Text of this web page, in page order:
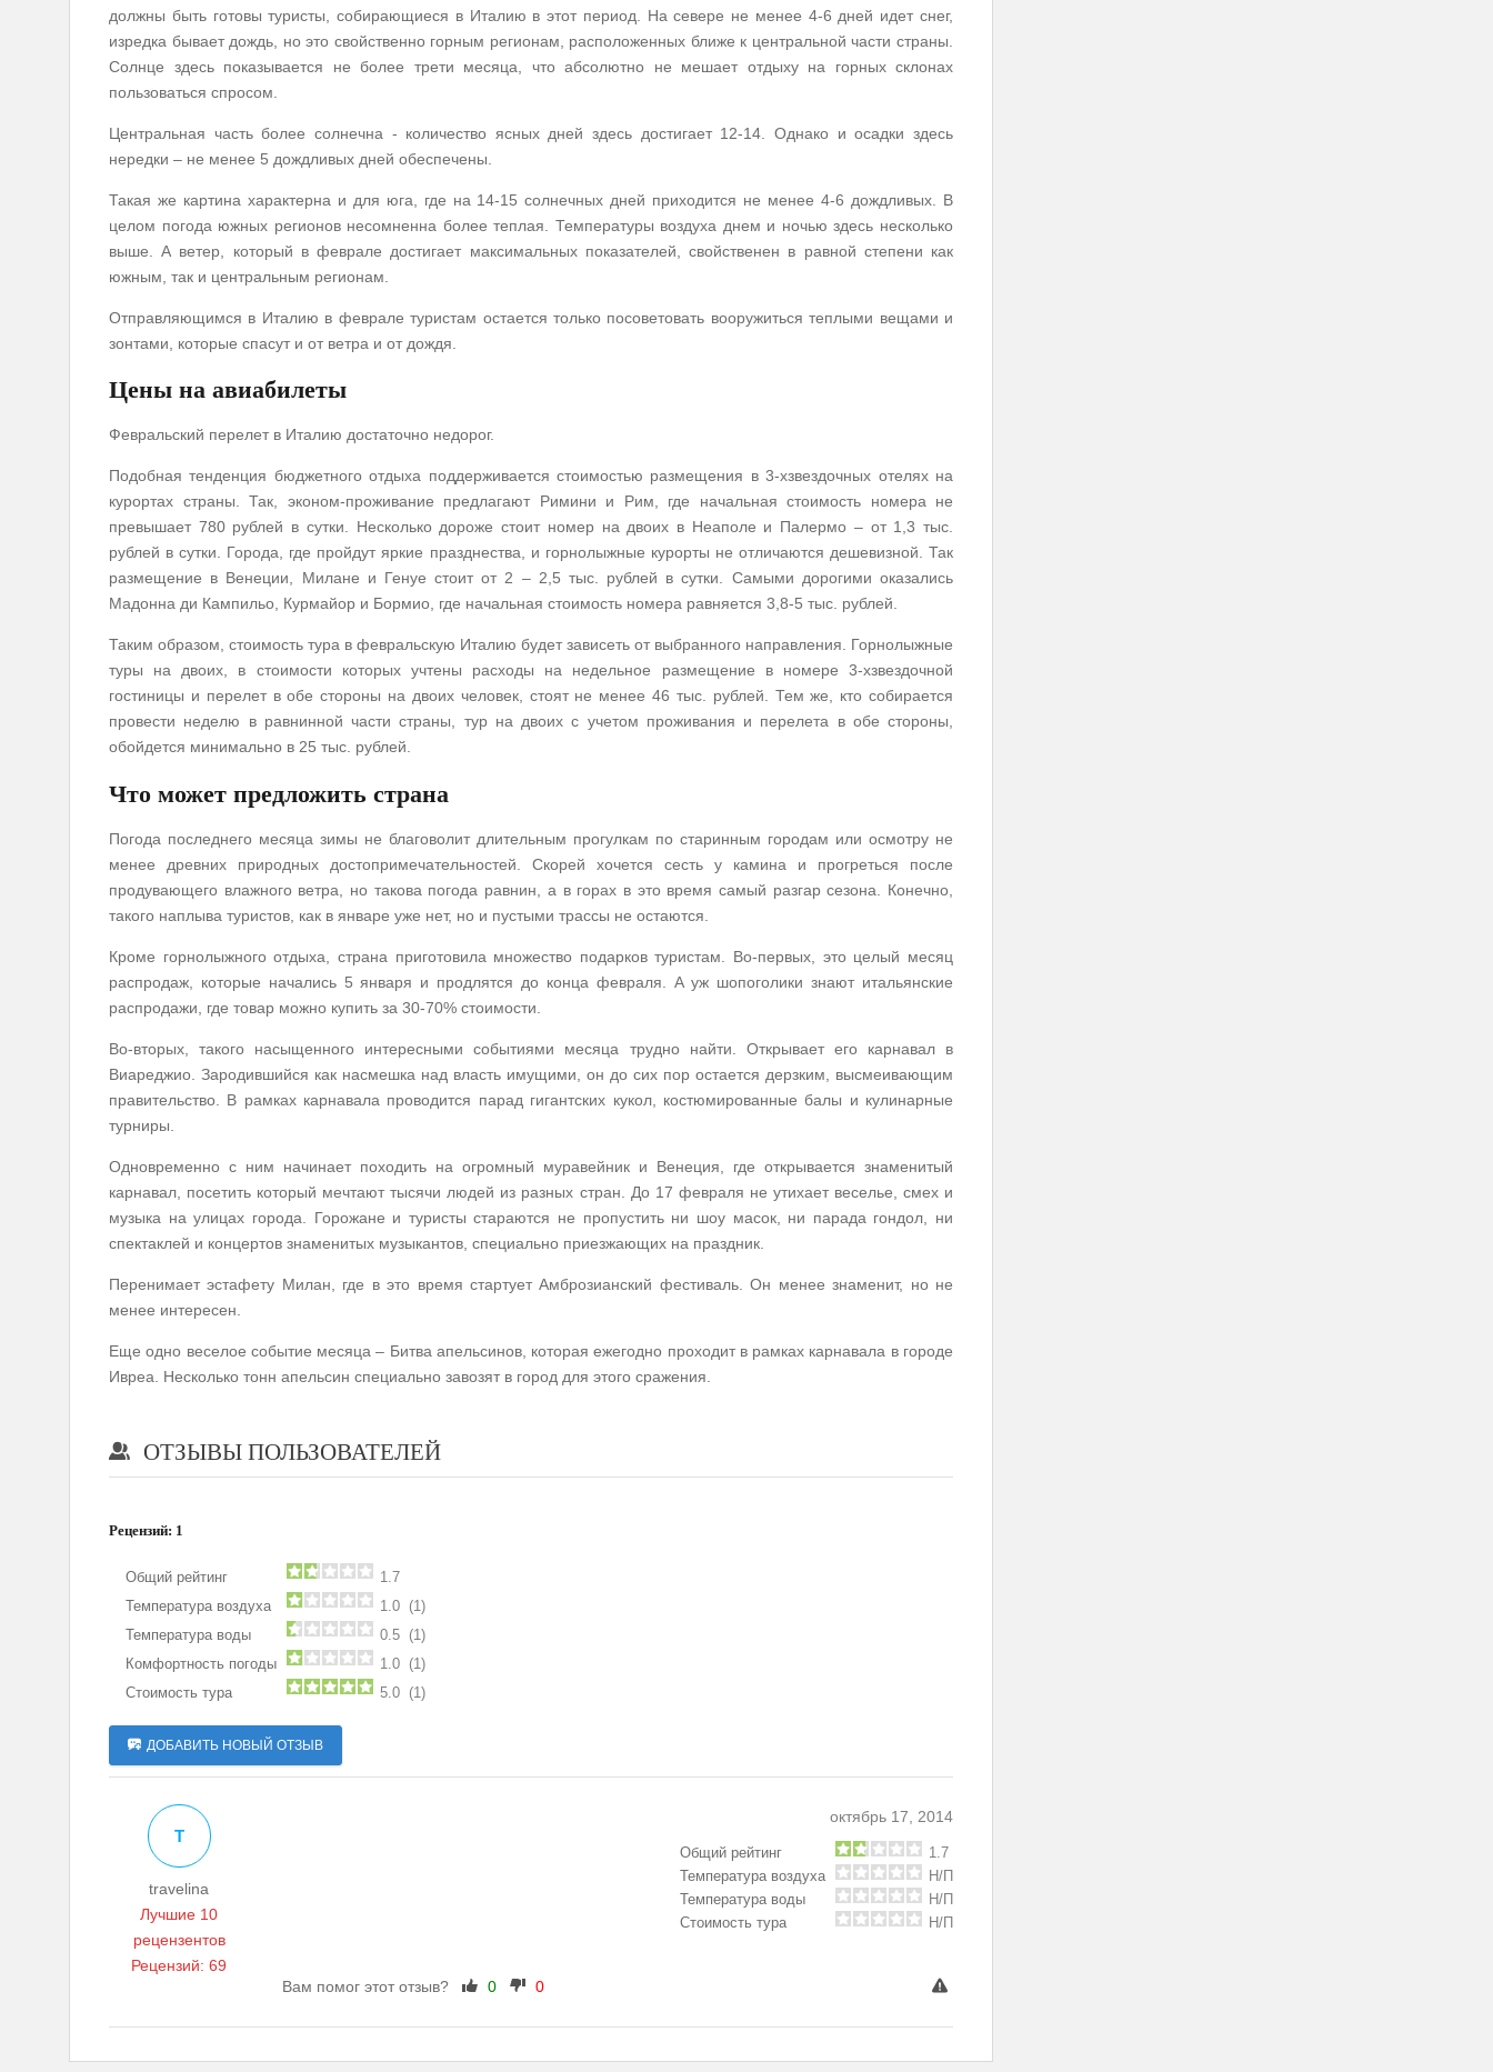
должны быть готовы туристы, собирающиеся в Италию в этот период. На севере не менее 4-6 дней идет снег,
изредка бывает дождь, но это свойственно горным регионам, расположенных ближе к центральной части страны.
Солнце здесь показывается не более трети месяца, что абсолютно не мешает отдыху на горных склонах
пользоваться спросом.
Центральная часть более солнечна - количество ясных дней здесь достигает 12-14. Однако и осадки здесь
нередки – не менее 5 дождливых дней обеспечены.
Такая же картина характерна и для юга, где на 14-15 солнечных дней приходится не менее 4-6 дождливых. В
целом погода южных регионов несомненна более теплая. Температуры воздуха днем и ночью здесь несколько
выше. А ветер, который в феврале достигает максимальных показателей, свойственен в равной степени как
южным, так и центральным регионам.
Отправляющимся в Италию в феврале туристам остается только посоветовать вооружиться теплыми вещами и
зонтами, которые спасут и от ветра и от дождя.
Цены на авиабилеты
Февральский перелет в Италию достаточно недорог.
Подобная тенденция бюджетного отдыха поддерживается стоимостью размещения в 3-хзвездочных отелях на
курортах страны. Так, эконом-проживание предлагают Римини и Рим, где начальная стоимость номера не
превышает 780 рублей в сутки. Несколько дороже стоит номер на двоих в Неаполе и Палермо – от 1,3 тыс.
рублей в сутки. Города, где пройдут яркие празднества, и горнолыжные курорты не отличаются дешевизной. Так
размещение в Венеции, Милане и Генуе стоит от 2 – 2,5 тыс. рублей в сутки. Самыми дорогими оказались
Мадонна ди Кампильо, Курмайор и Бормио, где начальная стоимость номера равняется 3,8-5 тыс. рублей.
Таким образом, стоимость тура в февральскую Италию будет зависеть от выбранного направления. Горнолыжные
туры на двоих, в стоимости которых учтены расходы на недельное размещение в номере 3-хзвездочной
гостиницы и перелет в обе стороны на двоих человек, стоят не менее 46 тыс. рублей. Тем же, кто собирается
провести неделю в равнинной части страны, тур на двоих с учетом проживания и перелета в обе стороны,
обойдется минимально в 25 тыс. рублей.
Что может предложить страна
Погода последнего месяца зимы не благоволит длительным прогулкам по старинным городам или осмотру не
менее древних природных достопримечательностей. Скорей хочется сесть у камина и прогреться после
продувающего влажного ветра, но такова погода равнин, а в горах в это время самый разгар сезона. Конечно,
такого наплыва туристов, как в январе уже нет, но и пустыми трассы не остаются.
Кроме горнолыжного отдыха, страна приготовила множество подарков туристам. Во-первых, это целый месяц
распродаж, которые начались 5 января и продлятся до конца февраля. А уж шопоголики знают итальянские
распродажи, где товар можно купить за 30-70% стоимости.
Во-вторых, такого насыщенного интересными событиями месяца трудно найти. Открывает его карнавал в
Виареджио. Зародившийся как насмешка над власть имущими, он до сих пор остается дерзким, высмеивающим
правительство. В рамках карнавала проводится парад гигантских кукол, костюмированные балы и кулинарные
турниры.
Одновременно с ним начинает походить на огромный муравейник и Венеция, где открывается знаменитый
карнавал, посетить который мечтают тысячи людей из разных стран. До 17 февраля не утихает веселье, смех и
музыка на улицах города. Горожане и туристы стараются не пропустить ни шоу масок, ни парада гондол, ни
спектаклей и концертов знаменитых музыкантов, специально приезжающих на праздник.
Перенимает эстафету Милан, где в это время стартует Амброзианский фестиваль. Он менее знаменит, но не
менее интересен.
Еще одно веселое событие месяца – Битва апельсинов, которая ежегодно проходит в рамках карнавала в городе
Ивреа. Несколько тонн апельсин специально завозят в город для этого сражения.
ОТЗЫВЫ ПОЛЬЗОВАТЕЛЕЙ
Рецензий: 1
Общий рейтинг
1.7
Температура воздуха
1.0 (1)
Температура воды
0.5 (1)
Комфортность погоды
1.0 (1)
Стоимость тура
5.0 (1)
ДОБАВИТЬ НОВЫЙ ОТЗЫВ
октябрь 17, 2014
Общий рейтинг
1.7
Температура воздуха
Н/П
Температура воды
Н/П
Стоимость тура
Н/П
T
travelina
Лучшие 10
рецензентов
Рецензий: 69
Вам помог этот отзыв?
0 0